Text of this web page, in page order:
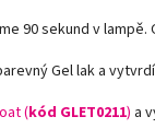
90 sekund v
Gel lak a
(kód GLET0211) a